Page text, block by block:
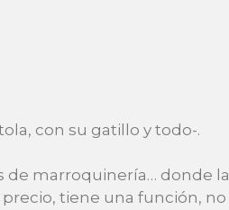
con su gatillo y todo-.
de marroquinería… donde la
tiene una función, no